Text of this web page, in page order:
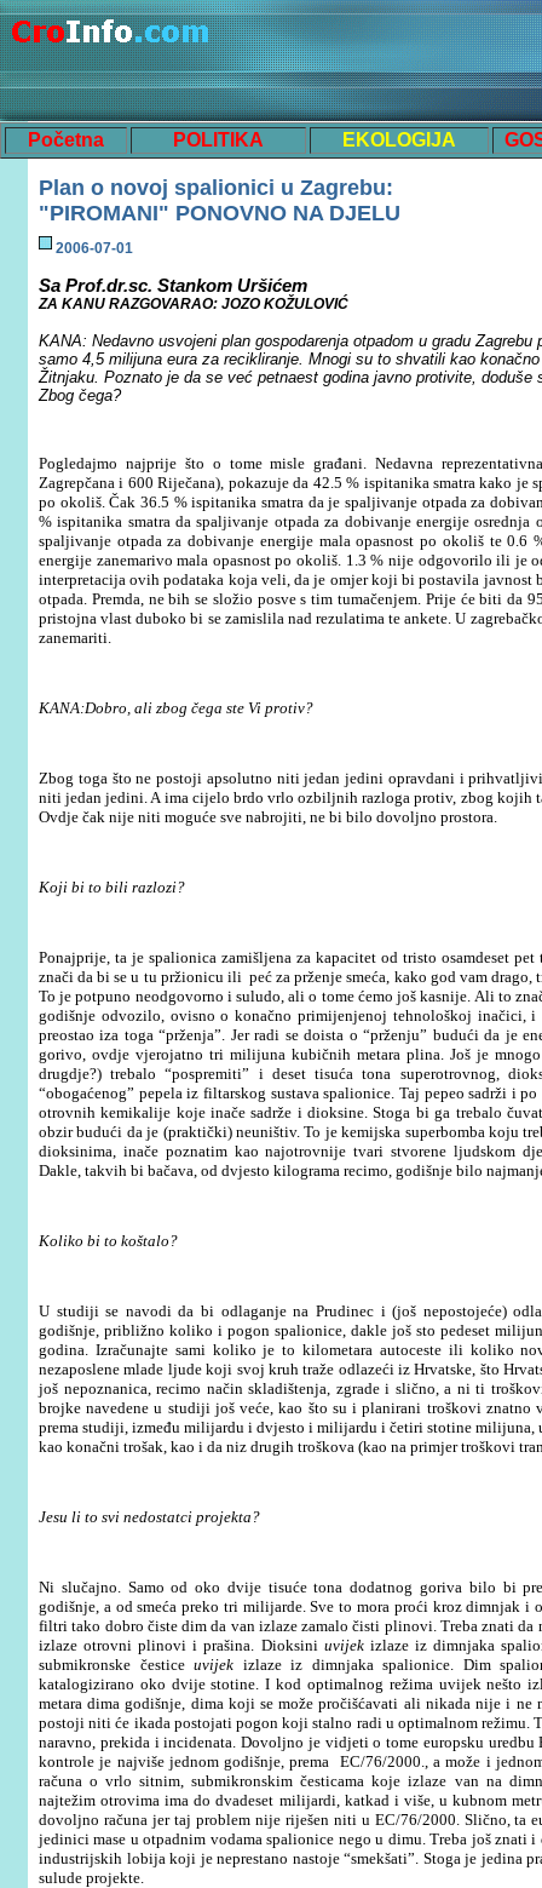
Početna POLITIKA EKOLOGIJA
Plan o novoj spalionici u Zagrebu:
"PIROMANI" PONOVNO NA DJELU
2006-07-01
Sa Prof.dr.sc. Stankom Uršićem
ZA KANU RAZGOVARAO: JOZO KOŽULOVIĆ
KANA: Nedavno usvojeni plan gospodarenja otpadom u gradu
samo 4,5 milijuna eura za recikliranje. Mnogi su to shvatili kao
Žitnjaku. Poznato je da se već petnaest godina javno protivite,
Zbog čega?
Pogledajmo najpriješto o tome misle građani.Nedavna
Zagrepčana i 600Riječana), pokazuje da 42.5 % ispitanika smatra kako je
po okoliš. Čak 36.5 %ispitanika smatra da je spaljivanje otpada za
%ispitanika smatra da spaljivanje otpada za dobivanje energije osrednja
spaljivanje otpada za dobivanje energije mala opasnost po okoliš te0.6
energije zanemarivo mala opasnost po okoliš. 1.3 % nije odgovorilo ili je
interpretacija ovih podataka koja veli,da je omjer koji bi postavila javnost
otpada. Premda, ne bih se složio posve s tim tumačenjem. Prijeće biti da
pristojna vlast duboko bi se zamislila nad rezulatima te ankete.U zagrebač
zanemariti.
KANA:Dobro, ali zbog čega ste Vi protiv?
Zbog toga što ne postoji apsolutno niti jedan jedini opravdani i
niti jedan jedini. A ima cijelo brdo vrlo ozbiljnih razloga protiv, zbog kojih
Ovdje čak nije niti moguće sve nabrojiti, ne bi bilo dovoljno prostora.
Koji bi to bili razlozi?
Ponajprije, ta je spalionica zamišljena za kapacitet od tristo osamdeset
znači da bi se u tu pržionicu ili peć za prženje smeća, kako god vam drago,
To je potpuno neodgovorno i suludo, ali o tome ćemo još kasnije. Ali to
godišnje odvozilo, ovisno o konačno primijenjenoj tehnološkoj inačici,
preostao iza toga “prženja”. Jer radi se doista o “prženju” budući da je
gorivo, ovdje vjerojatno tri milijuna kubičnih metara plina. Još je
drugdje?) trebalo “pospremiti” i deset tisuća tona superotrovnog,
“obogaćenog” pepela iz filtarskog sustava spalionice. Taj pepeo sadrži i
otrovnih kemikalije koje inače sadrže i dioksine. Stoga bi ga trebalo
obzir budući da je (praktički) neuništiv. To je kemijska superbomba koju
dioksinima, inače poznatim kao najotrovnije tvari stvorene ljudskom
Dakle, takvih bi bačava, od dvjesto kilograma recimo, godišnje bilo
Koliko bi to koštalo?
U studiji se navodi da bi odlaganje na Prudinec i (još nepostojeće)
godišnje, približno koliko i pogon spalionice, dakle još sto pedeset
godina. Izračunajte sami koliko je to kilometara autoceste ili koliko
nezaposlene mlade ljude koji svoj kruh traže odlazeći iz Hrvatske, što
još nepoznanica, recimo način skladištenja, zgrade i slično, a ni ti
brojke navedene u studiji još veće, kao što su i planirani troškovi
prema studiji, između milijardu i dvjesto i milijardu i četiri stotine milijuna,
kao konačni trošak, kao i da niz drugih troškova (kao na primjer troškovi
Jesu li to svi nedostatci projekta?
Ni slučajno. Samo od oko dvije tisuće tona dodatnog goriva bilo bi
godišnje, a od smeća preko tri milijarde. Sve to mora proći kroz dimnjak
filtri tako dobro čiste dim da van izlaze zamalo čisti plinovi. Treba znati
izlaze otrovni plinovi i prašina. Dioksini uvijek izlaze iz dimnjaka
submikronske česticeuvijek izlaze iz dimnjaka spalionice. Dim
katalogizirano oko dvije stotine. I kod optimalnog režima uvijek nešto
metara dima godišnje, dima koji se može pročišćavati ali nikada nije i
postoji niti će ikada postojati pogon koji stalno radi u optimalnom režimu.
naravno, prekida i incidenata. Dovoljno je vidjeti o tome europsku
kontrole je najviše jednom godišnje, prema EC/76/2000., a može i
računa o vrlo sitnim, submikronskim česticama koje izlaze van na
najtežim otrovima ima do dvadeset milijardi, katkad i više, u kubnom
dovoljno računa jer taj problem nije riješen niti u EC/76/2000. Slično, ta
jedinici mase u otpadnim vodama spalionice nego u dimu. Treba još
industrijskih lobija koji je neprestano nastoje “smekšati”. Stoga je jedina
sulude projekte.